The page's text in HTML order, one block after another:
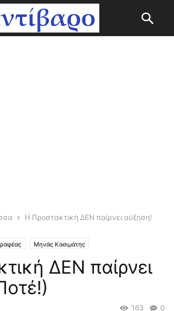
Η Προστακτική ΔΕΝ παίρνει αύξηση!
Μηνάς Κασιμάτης
ΔΕΝ παίρνει
0
163